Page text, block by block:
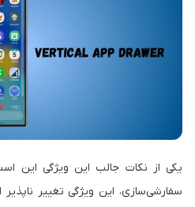
یکی از نکات جالب این ویژگی این
سفارشی‌سازی، این ویژگی تغییر